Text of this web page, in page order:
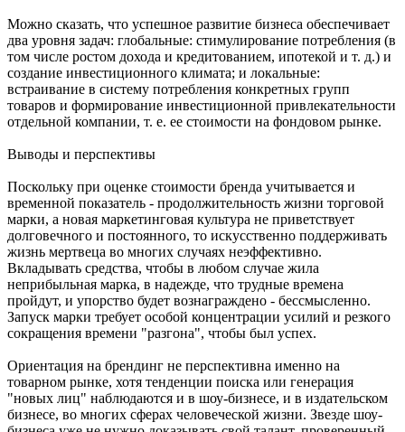
Можно сказать, что успешное развитие бизнеса обеспечивает
два уровня задач: глобальные: стимулирование потребления (в
том числе ростом дохода и кредитованием, ипотекой и т. д.) и
создание инвестиционного климата; и локальные:
встраивание в систему потребления конкретных групп
товаров и формирование инвестиционной привлекательности
отдельной компании, т. е. ее стоимости на фондовом рынке.
Выводы и перспективы
Поскольку при оценке стоимости бренда учитывается и
временной показатель - продолжительность жизни торговой
марки, а новая маркетинговая культура не приветствует
долговечного и постоянного, то искусственно поддерживать
жизнь мертвеца во многих случаях неэффективно.
Вкладывать средства, чтобы в любом случае жила
неприбыльная марка, в надежде, что трудные времена
пройдут, и упорство будет вознаграждено - бессмысленно.
Запуск марки требует особой концентрации усилий и резкого
сокращения времени "разгона", чтобы был успех.
Ориентация на брендинг не перспективна именно на
товарном рынке, хотя тенденции поиска или генерация
"новых лиц" наблюдаются и в шоу-бизнесе, и в издательском
бизнесе, во многих сферах человеческой жизни. Звезде шоу-